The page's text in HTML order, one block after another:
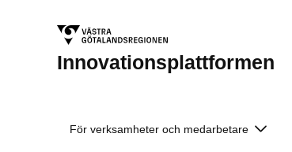
Innovationsplattformen
För verksamheter och medarbetare